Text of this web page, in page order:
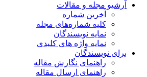
آرشیو مجله و مقالات
آخرین شماره
کلیه شماره‌های مجله
نمایه نویسندگان
نمایه واژه های کلیدی
برای نویسندگان
راهنمای نگارش مقاله
راهنمای ارسال مقاله